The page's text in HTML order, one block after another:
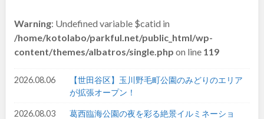
中国・四国
岡山
Warning: Undefined variable $catid in
/home/kotolabo/parkful.net/public_html/wp-
content/themes/albatros/single.php on line 119
2026.08.06
【世田谷区】玉川野毛町公園のみどりのエリア
が拡張オープン！
2026.08.03
葛西臨海公園の夜を彩る絶景イルミネーショ